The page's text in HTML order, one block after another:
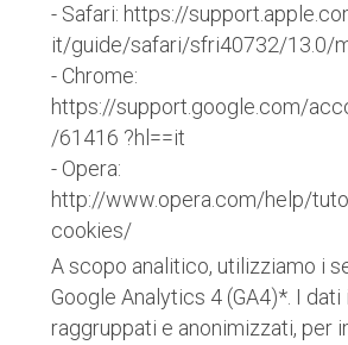
- Safari: https://
it/guide/safari/sfri40732/13.0/
- Chrome:
https://support.google.com/
/61416 ?hl==it
- Opera:
http://www.opera.com/help/
cookies/
A scopo analitico, utilizziamo i
Google Analytics 4 (GA4)*. I
raggruppati e anonimizzati, per